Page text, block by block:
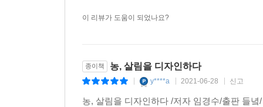
움직여야 한다. 외부사람을 들이면 안 되고 다른
사회적 관계를 그물망처럼 만들어야 한다.--- 「3
자본주의 시장경제방식의 지역개발로 한계에 봉
이 리뷰가 도움이 되었나요?
종이책 농, 살림을 디자인하다
y****a 2021-06-28 신고
농, 살림을 디자인하다 /저자 임경수/출판 들